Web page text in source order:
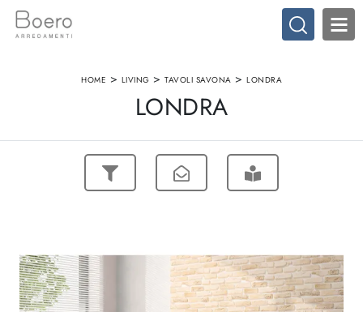
HOME > LIVING > TAVOLI SAVONA > LONDRA
LONDRA